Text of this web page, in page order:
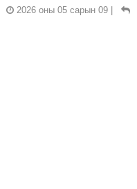
2026 оны 05 сарын 09